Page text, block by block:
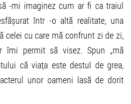
-mi imaginez cum ar fi ca traiul
într -o altă realitate, una
celei cu care mă confrunt zi de zi,
îmi permit să visez. Spun „mă
că viața este destul de grea,
unor oameni lasă de dorit